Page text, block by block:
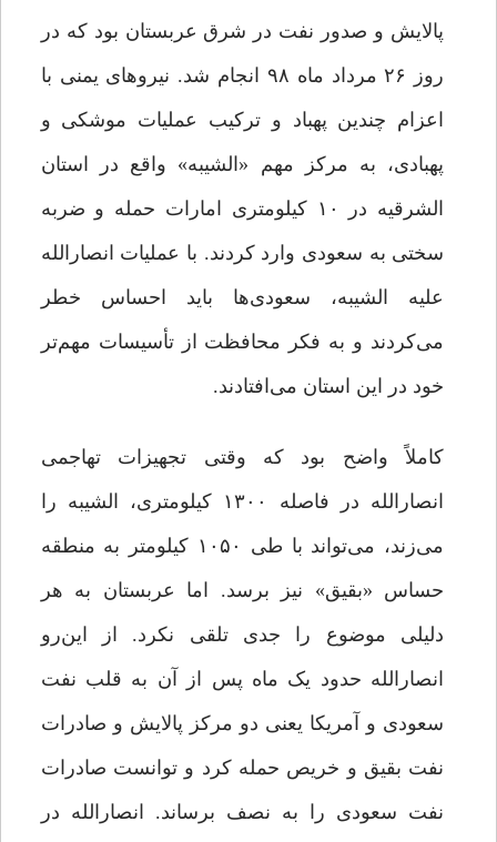
پالایش و صدور نفت در شرق عربستان بود که در
روز ۲۶ مرداد ماه ۹۸ انجام شد. نیروهای یمنی با
اعزام چندین پهباد و ترکیب عملیات موشکی و
پهبادی، به مرکز مهم «الشیبه» واقع در استان
الشرقیه در ۱۰ کیلومتری امارات حمله و ضربه
سختی به سعودی وارد کردند. با عملیات انصارالله
علیه الشیبه، سعودی‌ها باید احساس خطر
می‌کردند و به فکر محافظت از تأسیسات مهم‌تر
خود در این استان می‌افتادند.
کاملاً واضح بود که وقتی تجهیزات تهاجمی
انصارالله در فاصله ۱۳۰۰ کیلومتری، الشیبه را
می‌زند، می‌تواند با طی ۱۰۵۰ کیلومتر به منطقه
حساس «بقیق» نیز برسد. اما عربستان به هر
دلیلی موضوع را جدی تلقی نکرد. از این‌رو
انصارالله حدود یک ماه پس از آن به قلب نفت
سعودی و آمریکا یعنی دو مرکز پالایش و صادرات
نفت بقیق و خریص حمله کرد و توانست صادرات
نفت سعودی را به نصف برساند. انصارالله در